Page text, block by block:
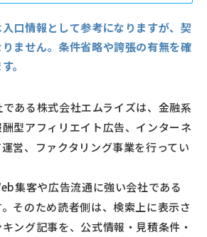
口情報として参考になりますが、契
ません。条件省略や誇張の有無を確
。
ある株式会社エムライズは、金融系
型アフィリエイト広告、インターネ
営、ファクタリング事業を行ってい
集客や広告流通に強い会社である
そのため読者側は、検索上に表示さ
ング記事を、公式情報・見積条件・